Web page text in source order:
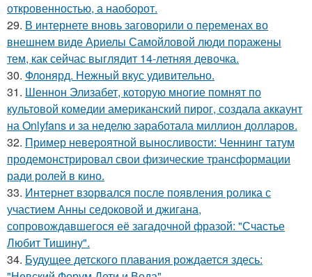
откровенностью, а наоборот.
29. В интернете вновь заговорили о переменах во
внешнем виде Ариелы Самойловой люди поражены
тем, как сейчас выглядит 14-летняя девочка.
30. Флонярд. Нежный вкус удивительно.
31. Шеннон Элизабет, которую многие помнят по
культовой комедии американский пирог, создала аккаунт
на Onlyfans и за неделю заработала миллион долларов.
32. Пример невероятной выносливости: Ченнинг татум
продемонстрировал свои физические трансформации
ради ролей в кино.
33. Интернет взорвался после появления ролика с
участием Анны седоковой и джигана,
сопровождавшегося её загадочной фразой: "Счастье
Любит Тишину".
34. Будущее детского плавания рождается здесь: